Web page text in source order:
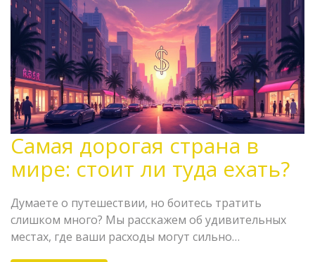
Самая дорогая страна в
мире: стоит ли туда ехать?
Думаете о путешествии, но боитесь тратить
слишком много? Мы расскажем об удивительных
местах, где ваши расходы могут сильно